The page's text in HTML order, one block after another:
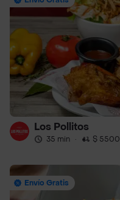
Los Pollitos
35 min · $ 5500
Envío Gratis